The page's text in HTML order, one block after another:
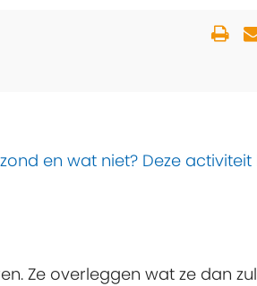
en wat niet? Deze activiteit
Ze overleggen wat ze dan